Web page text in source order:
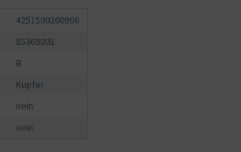
4251500260906
85369001
B
Kupfer
nein
nein